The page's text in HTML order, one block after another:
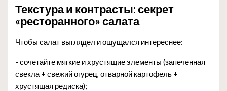
Текстура и контрасты: секрет
«ресторанного» салата
Чтобы салат выглядел и ощущался интереснее:
- сочетайте мягкие и хрустящие элементы (запеченная
свекла + свежий огурец, отварной картофель +
хрустящая редиска);